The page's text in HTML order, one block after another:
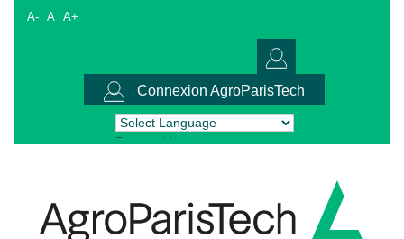
A- A A+
Connexion AgroParisTech
Powered by Translate